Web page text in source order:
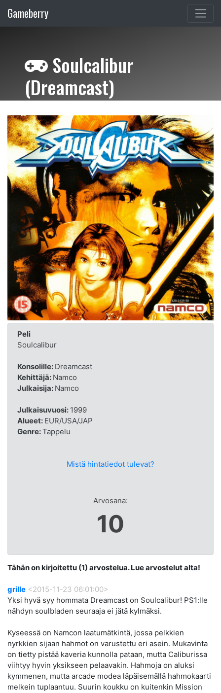
Gameberry
Soulcalibur
(Dreamcast)
Peli
Soulcalibur
Konsolille: Dreamcast
Kehittäjä: Namco
Julkaisija: Namco
Julkaisuvuosi: 1999
Alueet: EUR/USA/JAP
Genre:Tappelu
Mistä hintatiedot tulevat?
Arvosana:
10
Tähän on kirjoitettu (1) arvostelua. Lue arvostelut alta!
grille <2015-11-23 06:01:00>
Yksi hyvä syy hommata Dreamcast on Soulcalibur! PS1:lle
nähdyn soulbladen seuraaja ei jätä kylmäksi.
Kyseessä on Namcon laatumätkintä, jossa pelkkien
nyrkkien sijaan hahmot on varustettu eri asein. Mukavinta
on tietty pistää kaveria kunnolla pataan, mutta Caliburissa
viihtyy hyvin yksikseen pelaavakin. Hahmoja on aluksi
kymmenen, mutta arcade modea läpäisemällä hahmokaarti
melkein tuplaantuu. Suurin koukku on kuitenkin Mission